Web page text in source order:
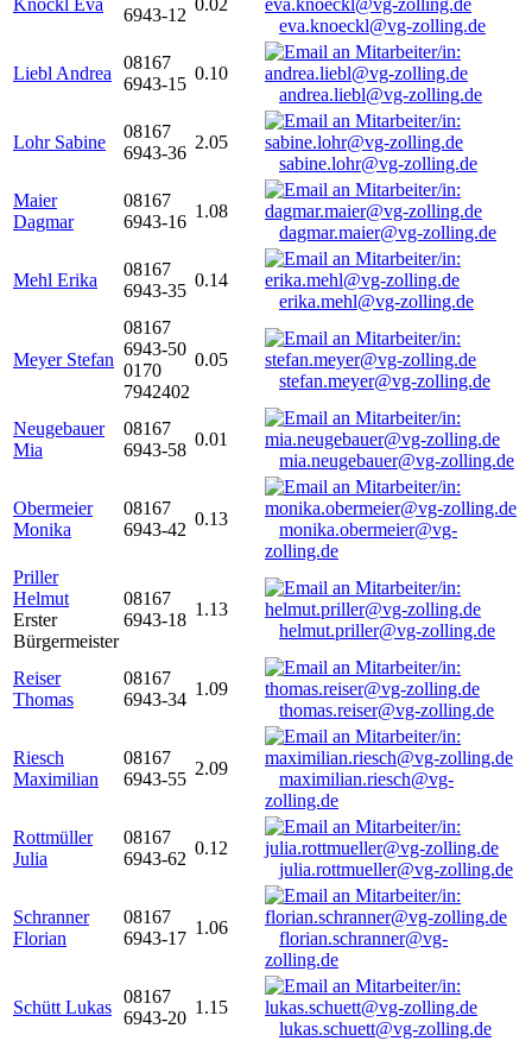
Knöckl Eva
6943-12
0.02
eva.knoeckl@vg-zolling.de
Liebl Andrea
08167
6943-15
0.10
andrea.liebl@vg-zolling.de
Lohr Sabine
08167
6943-36
2.05
sabine.lohr@vg-zolling.de
Maier
Dagmar
08167
6943-16
1.08
dagmar.maier@vg-zolling.de
Mehl Erika
08167
6943-35
0.14
erika.mehl@vg-zolling.de
Meyer Stefan
08167
6943-50
0170
7942402
0.05
stefan.meyer@vg-zolling.de
Neugebauer
Mia
08167
6943-58
0.01
mia.neugebauer@vg-zolling.de
Obermeier
Monika
08167
6943-42
0.13
monika.obermeier@vg-
zolling.de
Priller
Helmut
Erster
Bürgermeister
08167
6943-18
1.13
helmut.priller@vg-zolling.de
Reiser
Thomas
08167
6943-34
1.09
thomas.reiser@vg-zolling.de
Riesch
Maximilian
08167
6943-55
2.09
maximilian.riesch@vg-
zolling.de
Rottmüller
Julia
08167
6943-62
0.12
julia.rottmueller@vg-zolling.de
Schranner
Florian
08167
6943-17
1.06
florian.schranner@vg-
zolling.de
Schütt Lukas
08167
6943-20
1.15
lukas.schuett@vg-zolling.de